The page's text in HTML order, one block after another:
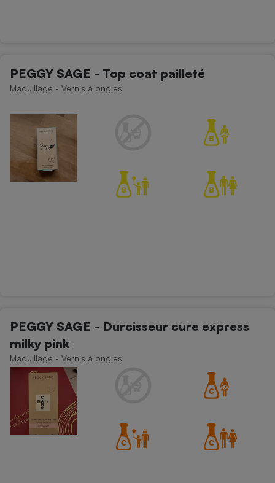
PEGGY SAGE - Top coat pailleté
Maquillage - Vernis à ongles
PEGGY SAGE - Durcisseur cure express
milky pink
Maquillage - Vernis à ongles